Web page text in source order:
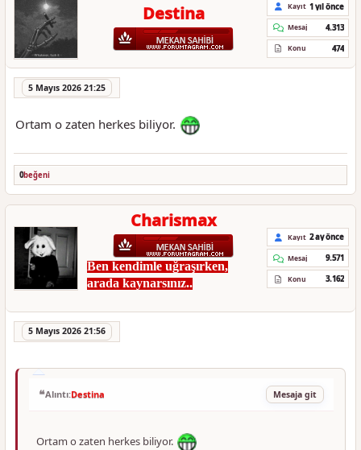
Destina Kayıt 1 yıl önce
Mesaj 4.313
Konu 474
5 Mayıs 2026 21:25
Ortam o zaten herkes biliyor.
0beğeni
Charismax
Ben kendimle uğraşırken,
arada kaynarsınız..
Kayıt 2 ay önce
Mesaj 9.571
Konu 3.162
5 Mayıs 2026 21:56
Alıntı:Destina Mesaja git
Ortam o zaten herkes biliyor.